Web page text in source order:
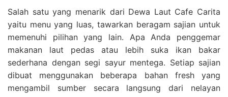
Salah satu yang menarik dari Dewa Laut Cafe Carita
yaitu menu yang luas, tawarkan beragam sajian untuk
memenuhi pilihan yang lain. Apa Anda penggemar
makanan laut pedas atau lebih suka ikan bakar
sederhana dengan segi sayur mentega. Setiap sajian
dibuat menggunakan beberapa bahan fresh yang
mengambil sumber secara langsung dari nelayan